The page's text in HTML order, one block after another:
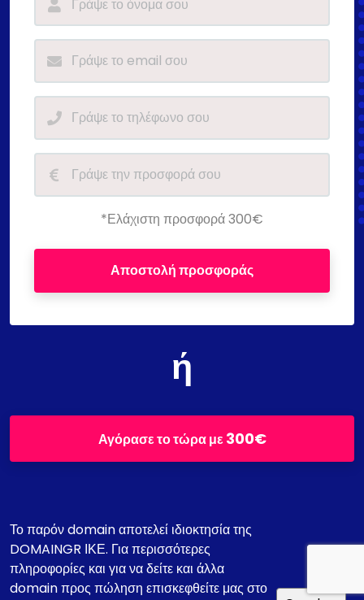
*Ελάχιστη προσφορά 300€
Αποστολή προσφοράς
ή
Αγόρασε το τώρα με300€
Το παρόν domain αποτελεί ιδιοκτησία της
DOMAINGR ΙΚΕ. Για περισσότερες
πληροφορίες και για να δείτε και άλλα
domain προς πώληση επισκεφθείτε μας στο